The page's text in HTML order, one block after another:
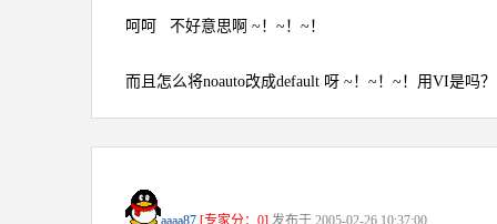
呵呵 不好意思啊 ~！~！~！
而且怎么将noauto改成default 呀 ~！~！~！用VI是吗？
aaaa87 [专家分：0] 发布于 2005-02-26 10:37:00